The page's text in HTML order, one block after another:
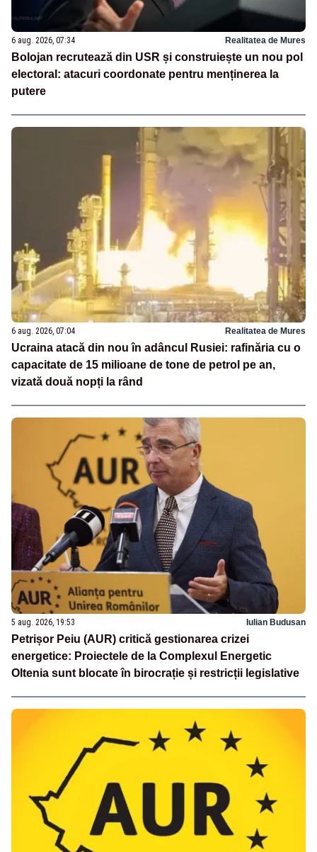
6 aug. 2026, 07:34 Realitatea de Mures
Bolojan recrutează din USR și construiește un nou pol
electoral: atacuri coordonate pentru menținerea la
putere
6 aug. 2026, 07:04 Realitatea de Mures
Ucraina atacă din nou în adâncul Rusiei: rafinăria cu o
capacitate de 15 milioane de tone de petrol pe an,
vizată două nopți la rând
5 aug. 2026, 19:53 Iulian Budusan
Petrișor Peiu (AUR) critică gestionarea crizei
energetice: Proiectele de la Complexul Energetic
Oltenia sunt blocate în birocrație și restricții legislative